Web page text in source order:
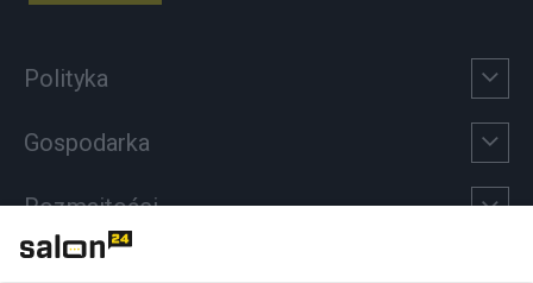
Polityka
Gospodarka
Rozmaitości